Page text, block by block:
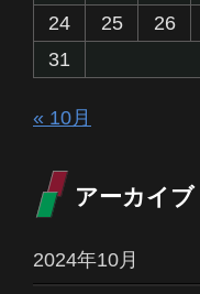
24
25 26
31
« 10月
アーカイブ
2024年10月